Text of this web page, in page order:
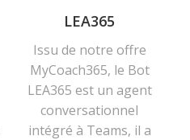
LEA365
Issu de notre offre
MyCoach365, le Bot
LEA365 est un agent
conversationnel
intégré à Teams, il a